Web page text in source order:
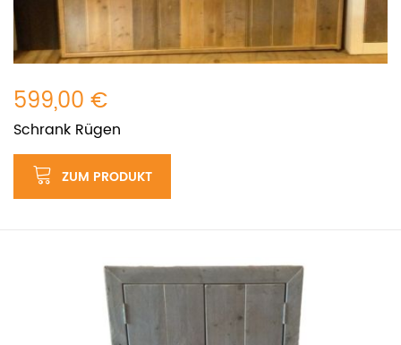
599,00 €
Schrank Rügen
ZUM PRODUKT